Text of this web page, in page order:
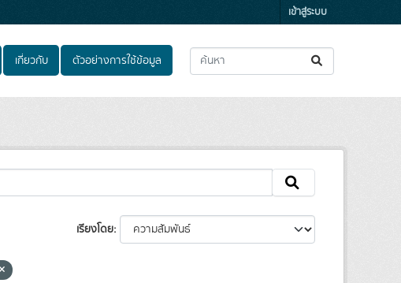
เข้าสู่ระบบ
เกี่ยวกับ ตัวอย่างการใช้ข้อมูล
เรียงโดย